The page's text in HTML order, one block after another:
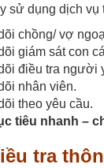
sử dụng dịch
chồng/ vợ
giám sát con
điều tra người
nhân viên.
theo yêu cầu.
tiêu nhanh –
tra